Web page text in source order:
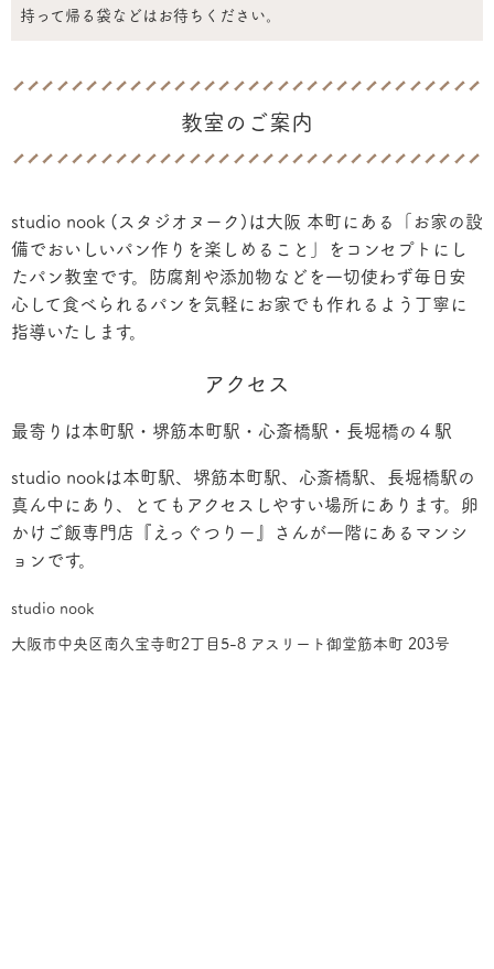
持って帰る袋などはお待ちください。
教室のご案内
studio nook (スタジオヌーク)は大阪 本町にある「お家の設
備でおいしいパン作りを楽しめること」をコンセプトにし
たパン教室です。防腐剤や添加物などを一切使わず毎日安
心して食べられるパンを気軽にお家でも作れるよう丁寧に
指導いたします。
アクセス
最寄りは本町駅・堺筋本町駅・心斎橋駅・長堀橋の４駅
studio nookは本町駅、堺筋本町駅、心斎橋駅、長堀橋駅の
真ん中にあり、とてもアクセスしやすい場所にあります。卵
かけご飯専門店『えっぐつりー』さんが一階にあるマンシ
ョンです。
studio nook
大阪市中央区南久宝寺町2丁目5-8 アスリート御堂筋本町 203号